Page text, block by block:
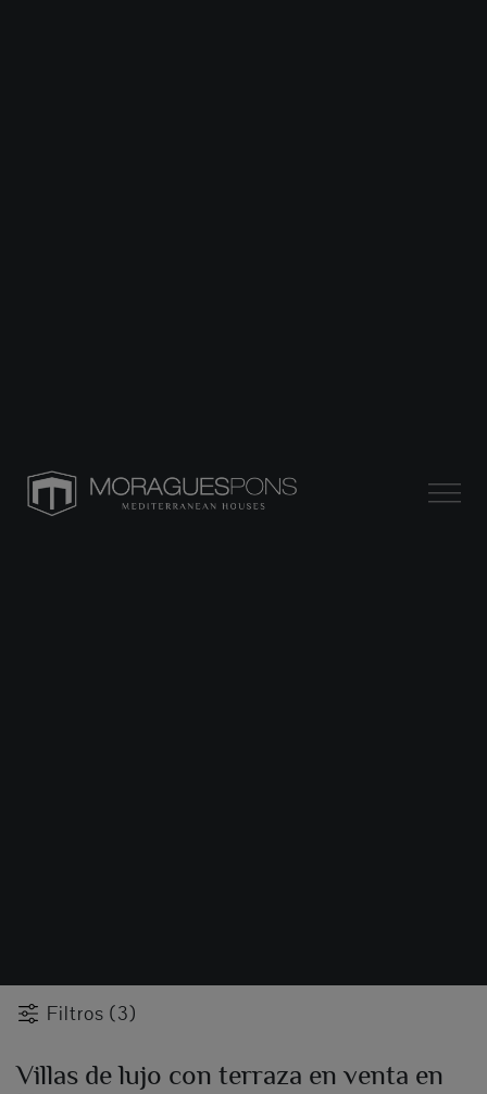
Filtros (3)
Villas de lujo con terraza en venta en